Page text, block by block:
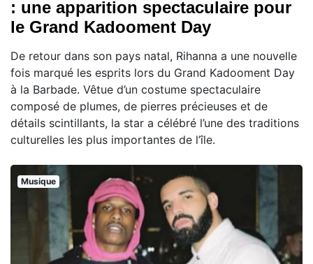
: une apparition spectaculaire pour
le Grand Kadooment Day
De retour dans son pays natal, Rihanna a une nouvelle
fois marqué les esprits lors du Grand Kadooment Day
à la Barbade. Vêtue d’un costume spectaculaire
composé de plumes, de pierres précieuses et de
détails scintillants, la star a célébré l’une des traditions
culturelles les plus importantes de l’île.
Musique